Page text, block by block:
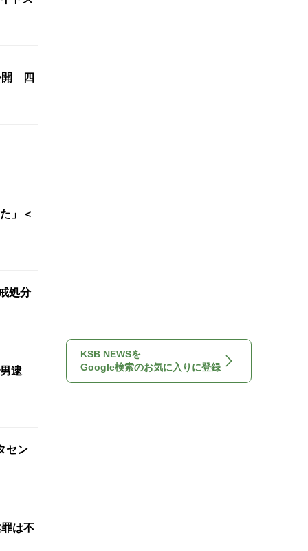
開 四
」＜
処分
逮
セン
は不
KSB NEWSを
Google検索のお気に入りに登録